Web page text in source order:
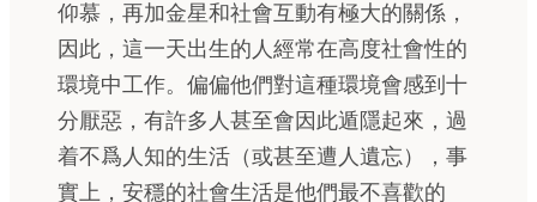
仰慕，再加金星和社會互動有極大的關係，
因此，這一天出生的人經常在高度社會性的
環境中工作。偏偏他們對這種環境會感到十
分厭惡，有許多人甚至會因此遁隱起來，過
着不爲人知的生活（或甚至遭人遺忘），事
實上，安穩的社會生活是他們最不喜歡的